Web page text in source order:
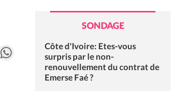
MessengerWhatsApp
SONDAGE
Côte d'Ivoire: Etes-vous
surpris par le non-
renouvellement du contrat de
Emerse Faé ?